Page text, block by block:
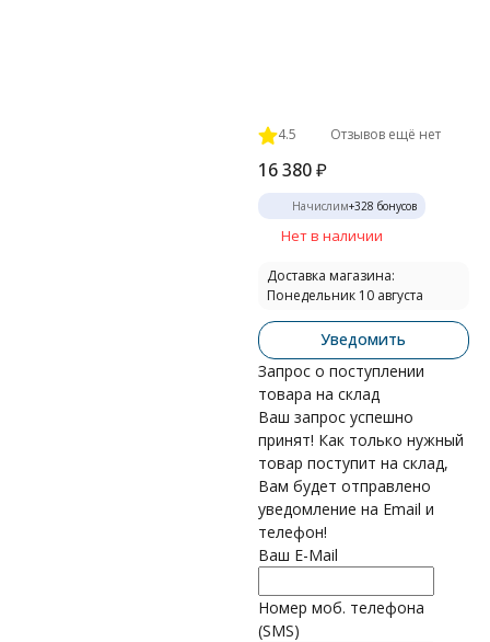
4.5 Отзывов ещё нет
16 380 ₽
Начислим+328 бонусов
Нет в наличии
Доставка магазина:
Понедельник 10 августа
Уведомить
Запрос о поступлении
товара на склад
Ваш запрос успешно
принят! Как только нужный
товар поступит на склад,
Вам будет отправлено
уведомление на Email и
телефон!
Ваш E-Mail
Номер моб. телефона
(SMS)